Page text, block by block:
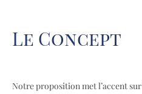
Le Concept
Notre proposition met l’accent